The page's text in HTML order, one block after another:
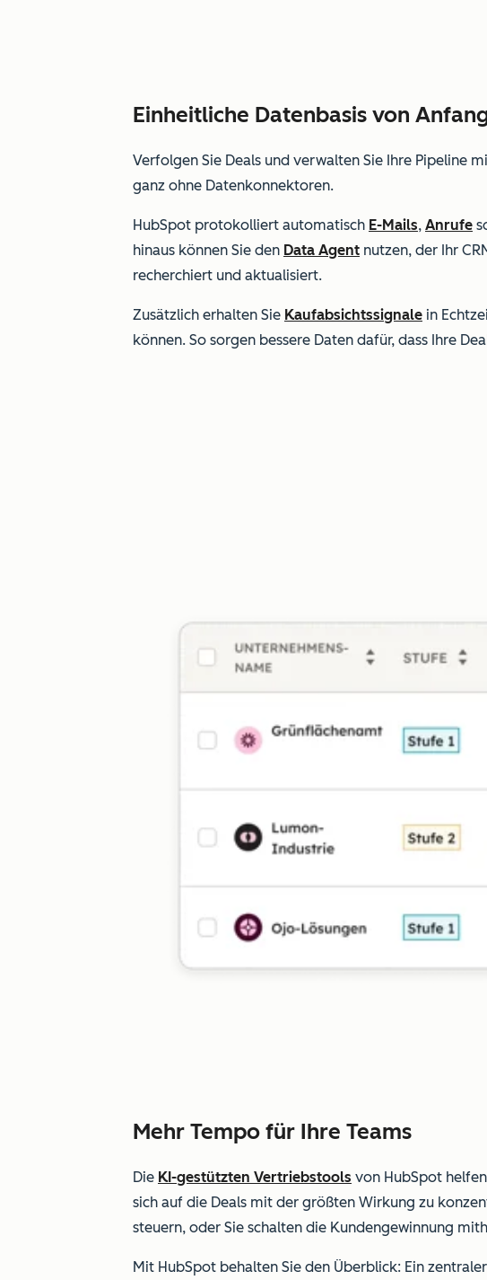
Einheitliche Datenbasis von
Verfolgen Sie Deals und verwalten Sie Ihre Pipeline
ganz ohne Datenkonnektoren.
HubSpot protokolliert automatisch E-Mails, Anrufe
hinaus können Sie den Data Agent nutzen, der Ihr
recherchiert und aktualisiert.
Zusätzlich erhalten Sie Kaufabsichtssignale in
können. So sorgen bessere Daten dafür, dass Ihre
Mehr Tempo für Ihre Teams
Die KI-gestützten Vertriebstools von HubSpot
sich auf die Deals mit der größten Wirkung zu
steuern, oder Sie schalten die Kundengewinnung
Mit HubSpot behalten Sie den Überblick: Ein